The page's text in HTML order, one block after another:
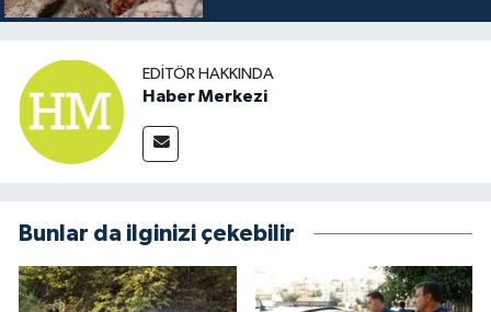
EDITÖR HAKKINDA
Haber Merkezi
Bunlar da ilginizi çekebilir